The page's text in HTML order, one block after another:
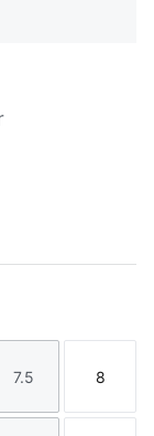
Talla
7.5
Talla
8